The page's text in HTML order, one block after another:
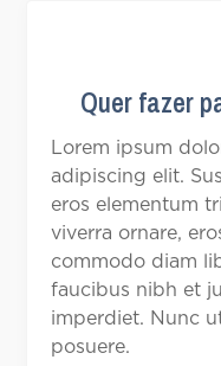
Quer fazer
Lorem ipsum
adipiscing elit.
eros elementum
viverra ornare,
commodo diam
faucibus nibh et
imperdiet. Nunc
posuere.